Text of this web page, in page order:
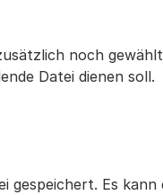
noch
Datei dienen soll.
gespeichert. Es kann